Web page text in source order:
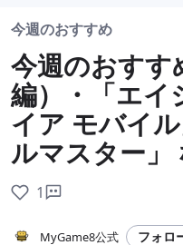
今週のおすすめ
今週のおすす
編）・「エイ
イア モバイ
ルマスター」
1
MyGame8公式 フォロ